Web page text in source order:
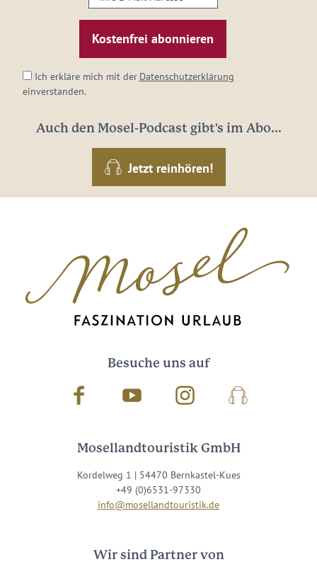
E-
Mail-
Adresse:
Ich erkläre mich mit der Datenschutzerklärung
einverstanden.
Auch den Mosel-Podcast gibt's im Abo...
Jetzt reinhören!
Besuche uns auf
Facebook Youtube InstagramPodcast
Mosellandtouristik GmbH
Kordelweg 1 | 54470 Bernkastel-Kues
+49 (0)6531-97330
info@mosellandtouristik.de
Wir sind Partner von